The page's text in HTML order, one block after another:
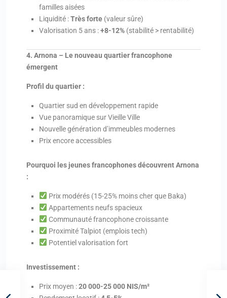
familles aisées
Liquidité :Très forte (valeur sûre)
Valorisation 5 ans :+8-12% (stabilité > rentabilité)
4. Arnona – Le nouveau quartier francophone
émergent
Profil du quartier :
Quartier sud en développement rapide
Vue panoramique sur Vieille Ville
Nouvelle génération d’immeubles modernes
Prix encore accessibles
Pourquoi les jeunes francophones découvrent Arnona
:
Prix modérés (15-25% moins cher que Baka)
Appartements neufs spacieux
Communauté francophone croissante
Proximité Talpiot (emplois tech)
Potentiel valorisation fort
Investissement :
Prix moyen :20 000-25 000 NIS/m²